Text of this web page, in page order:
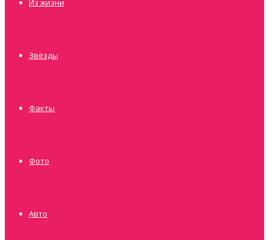
Из жизни
Звёзды
Факты
Фото
Авто